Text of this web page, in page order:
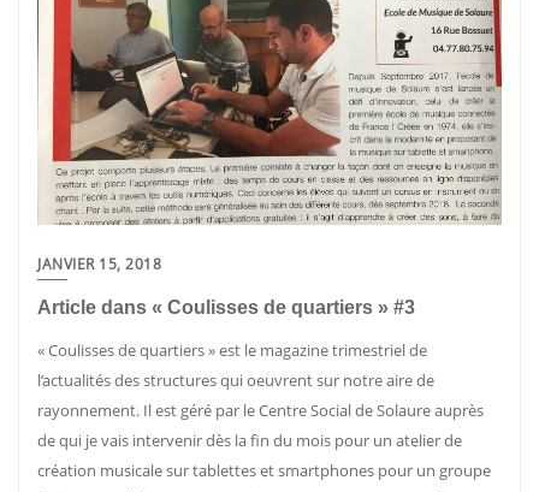
JANVIER 15, 2018
Article dans « Coulisses de quartiers » #3
« Coulisses de quartiers » est le magazine trimestriel de
l’actualités des structures qui oeuvrent sur notre aire de
rayonnement. Il est géré par le Centre Social de Solaure auprès
de qui je vais intervenir dès la fin du mois pour un atelier de
création musicale sur tablettes et smartphones pour un groupe